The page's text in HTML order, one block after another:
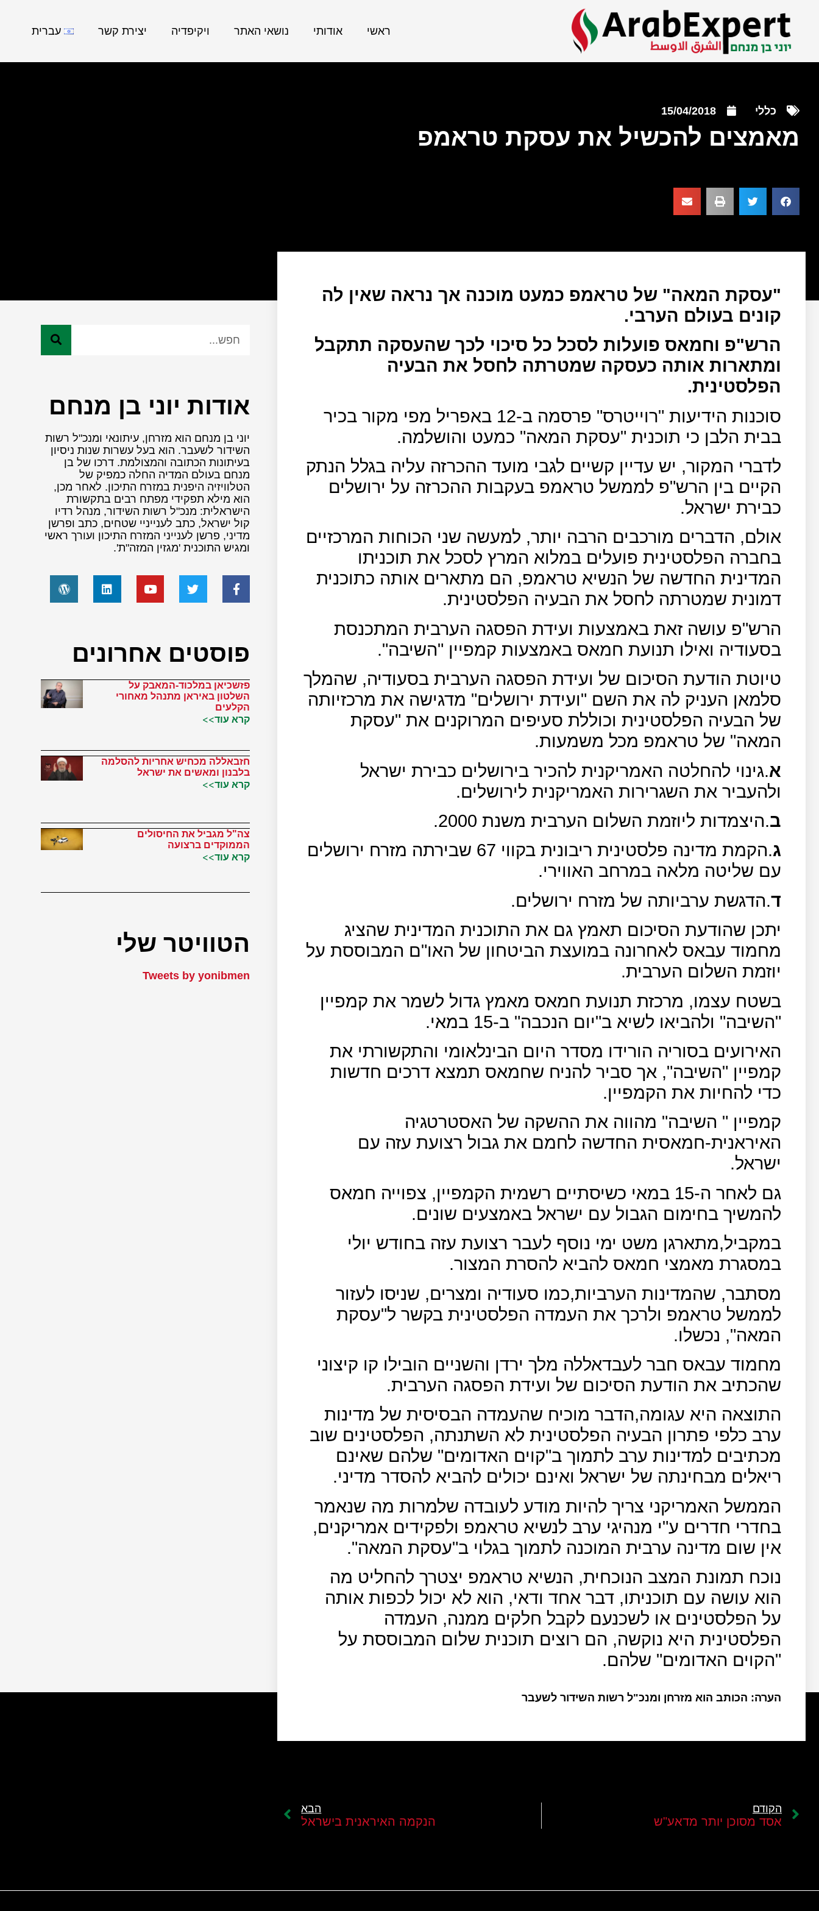
ראשי אודותי נושאי האתר ויקיפדיה יצירת קשר עברית
כללי 15/04/2018
מאמצים להכשיל את עסקת טראמפ
"עסקת המאה" של טראמפ כמעט מוכנה אך נראה שאין לה
קונים בעולם הערבי.
הרש"פ וחמאס פועלות לסכל כל סיכוי לכך שהעסקה תתקבל
ומתארות אותה כעסקה שמטרתה לחסל את הבעיה
הפלסטינית.
סוכנות הידיעות "רוייטרס" פרסמה ב-12 באפריל מפי מקור בכיר
בבית הלבן כי תוכנית "עסקת המאה" כמעט והושלמה.
לדברי המקור, יש עדיין קשיים לגבי מועד ההכרזה עליה בגלל הנתק
הקיים בין הרש"פ לממשל טראמפ בעקבות ההכרזה על ירושלים
כבירת ישראל.
אולם, הדברים מורכבים הרבה יותר, למעשה שני הכוחות המרכזיים
בחברה הפלסטינית פועלים במלוא המרץ לסכל את תוכניתו
המדינית החדשה של הנשיא טראמפ, הם מתארים אותה כתוכנית
דמונית שמטרתה לחסל את הבעיה הפלסטינית.
הרש"פ עושה זאת באמצעות ועידת הפסגה הערבית המתכנסת
בסעודיה ואילו תנועת חמאס באמצעות קמפיין "השיבה".
טיוטת הודעת הסיכום של ועידת הפסגה הערבית בסעודיה, שהמלך
סלמאן העניק לה את השם "ועידת ירושלים" מדגישה את מרכזיותה
של הבעיה הפלסטינית וכוללת סעיפים המרוקנים את "עסקת
המאה" של טראמפ מכל משמעות.
א.גינוי להחלטה האמריקנית להכיר בירושלים כבירת ישראל
ולהעביר את השגרירות האמריקנית לירושלים.
ב.היצמדות ליוזמת השלום הערבית משנת 2000.
ג
.הקמת מדינה פלסטינית ריבונית בקווי 67 שבירתה מזרח ירושלים
עם שליטה מלאה במרחב האווירי.
ד.הדגשת ערביותה של מזרח ירושלים.
יתכן שהודעת הסיכום תאמץ גם את התוכנית המדינית שהציג
מחמוד עבאס לאחרונה במועצת הביטחון של האו"ם המבוססת על
יוזמת השלום הערבית.
בשטח עצמו, מרכזת תנועת חמאס מאמץ גדול לשמר את קמפיין
"השיבה" ולהביאו לשיא ב"יום הנכבה" ב-15 במאי.
האירועים בסוריה הורידו מסדר היום הבינלאומי והתקשורתי את
קמפיין "השיבה", אך סביר להניח שחמאס תמצא דרכים חדשות
כדי להחיות את הקמפיין.
קמפיין " השיבה" מהווה את ההשקה של האסטרטגיה
האיראנית-חמאסית החדשה לחמם את גבול רצועת עזה עם
ישראל.
גם לאחר ה-15 במאי כשיסתיים רשמית הקמפיין, צפוייה חמאס
להמשיך בחימום הגבול עם ישראל באמצעים שונים.
במקביל,מתארגן משט ימי נוסף לעבר רצועת עזה בחודש יולי
במסגרת מאמצי חמאס להביא להסרת המצור.
מסתבר, שהמדינות הערביות,כמו סעודיה ומצרים, שניסו לעזור
לממשל טראמפ ולרכך את העמדה הפלסטינית בקשר ל"עסקת
המאה", נכשלו.
מחמוד עבאס חבר לעבדאללה מלך ירדן והשניים הובילו קו קיצוני
שהכתיב את הודעת הסיכום של ועידת הפסגה הערבית.
התוצאה היא עגומה,הדבר מוכיח שהעמדה הבסיסית של מדינות
ערב כלפי פתרון הבעיה הפלסטינית לא השתנתה, הפלסטינים שוב
מכתיבים למדינות ערב לתמוך ב"קוים האדומים" שלהם שאינם
ריאלים מבחינתה של ישראל ואינם יכולים להביא להסדר מדיני.
הממשל האמריקני צריך להיות מודע לעובדה שלמרות מה שנאמר
בחדרי חדרים ע"י מנהיגי ערב לנשיא טראמפ ולפקידים אמריקנים,
אין שום מדינה ערבית המוכנה לתמוך בגלוי ב"עסקת המאה".
נוכח תמונת המצב הנוכחית, הנשיא טראמפ יצטרך להחליט מה
הוא עושה עם תוכניתו, דבר אחד ודאי, הוא לא יכול לכפות אותה
על הפלסטינים או לשכנעם לקבל חלקים ממנה, העמדה
הפלסטינית היא נוקשה, הם רוצים תוכנית שלום המבוססת על
"הקוים האדומים" שלהם.
הערה: הכותב הוא מזרחן ומנכ"ל רשות השידור לשעבר
אודות יוני בן מנחם
יוני בן מנחם הוא מזרחן, עיתונאי ומנכ"ל רשות
השידור לשעבר. הוא בעל עשרות שנות ניסיון
בעיתונות הכתובה והמצולמת. דרכו של בן
מנחם בעולם המדיה החלה כמפיק של
הטלוויזיה היפנית במזרח התיכון. לאחר מכן,
הוא מילא תפקידי מפתח רבים בתקשורת
הישראלית: מנכ"ל רשות השידור, מנהל רדיו
קול ישראל, כתב לענייניי שטחים, כתב ופרשן
מדיני, פרשן לענייני המזרח התיכון ועורך ראשי
ומגיש התוכנית 'מגזין המזה"ת'.
פוסטים אחרונים
פזשכיאן במלכוד-המאבק על
השלטון באיראן מתנהל מאחורי
הקלעים
קרא עוד>>
חזבאללה מכחיש אחריות להסלמה
בלבנון ומאשים את ישראל
קרא עוד>>
צה"ל מגביל את החיסולים
הממוקדים ברצועה
קרא עוד>>
הטוויטר שלי
Tweets by yonibmen
הקודם
אסד מסוכן יותר מדאע"ש
הבא
הנקמה האיראנית בישראל